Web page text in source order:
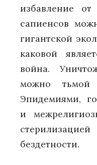
избавление
сапиенсов
гигантской
каковой
война.
можно тьмой
Эпидемиями,
и
бездетности.